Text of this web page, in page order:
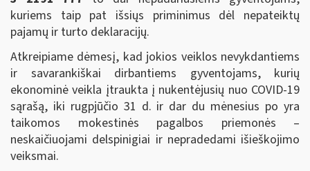
kuriems taip pat išsiųs priminimus dėl nepateiktų
pajamų ir turto deklaracijų.
Atkreipiame dėmesį, kad jokios veiklos nevykdantiems
ir savarankiškai dirbantiems gyventojams, kurių
ekonominė veikla įtraukta į nukentėjusių nuo COVID-19
sąrašą, iki rugpjūčio 31 d. ir dar du mėnesius po yra
taikomos mokestinės pagalbos priemonės –
neskaičiuojami delspinigiai ir nepradedami išieškojimo
veiksmai.